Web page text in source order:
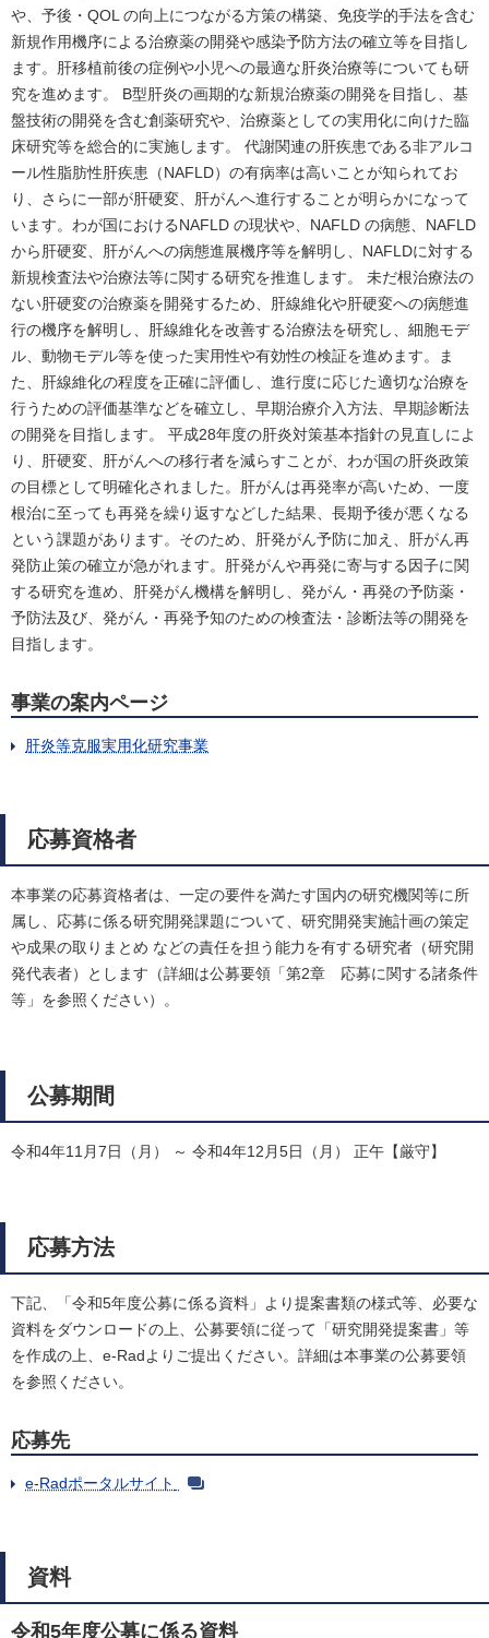
や、予後・QOL の向上につながる方策の構築、免疫学的手法を含む
新規作用機序による治療薬の開発や感染予防方法の確立等を目指し
ます。肝移植前後の症例や小児への最適な肝炎治療等についても研
究を進めます。 B型肝炎の画期的な新規治療薬の開発を目指し、基
盤技術の開発を含む創薬研究や、治療薬としての実用化に向けた臨
床研究等を総合的に実施します。 代謝関連の肝疾患である非アルコ
ール性脂肪性肝疾患（NAFLD）の有病率は高いことが知られてお
り、さらに一部が肝硬変、肝がんへ進行することが明らかになって
います。わが国におけるNAFLD の現状や、NAFLD の病態、NAFLD
から肝硬変、肝がんへの病態進展機序等を解明し、NAFLDに対する
新規検査法や治療法等に関する研究を推進します。 未だ根治療法の
ない肝硬変の治療薬を開発するため、肝線維化や肝硬変への病態進
行の機序を解明し、肝線維化を改善する治療法を研究し、細胞モデ
ル、動物モデル等を使った実用性や有効性の検証を進めます。ま
た、肝線維化の程度を正確に評価し、進行度に応じた適切な治療を
行うための評価基準などを確立し、早期治療介入方法、早期診断法
の開発を目指します。 平成28年度の肝炎対策基本指針の見直しによ
り、肝硬変、肝がんへの移行者を減らすことが、わが国の肝炎政策
の目標として明確化されました。肝がんは再発率が高いため、一度
根治に至っても再発を繰り返すなどした結果、長期予後が悪くなる
という課題があります。そのため、肝発がん予防に加え、肝がん再
発防止策の確立が急がれます。肝発がんや再発に寄与する因子に関
する研究を進め、肝発がん機構を解明し、発がん・再発の予防薬・
予防法及び、発がん・再発予知のための検査法・診断法等の開発を
目指します。
事業の案内ページ
肝炎等克服実用化研究事業
応募資格者
本事業の応募資格者は、一定の要件を満たす国内の研究機関等に所
属し、応募に係る研究開発課題について、研究開発実施計画の策定
や成果の取りまとめ などの責任を担う能力を有する研究者（研究開
発代表者）とします（詳細は公募要領「第2章 応募に関する諸条件
等」を参照ください）。
公募期間
令和4年11月7日（月） ～ 令和4年12月5日（月） 正午【厳守】
応募方法
下記、「令和5年度公募に係る資料」より提案書類の様式等、必要な
資料をダウンロードの上、公募要領に従って「研究開発提案書」等
を作成の上、e-Radよりご提出ください。詳細は本事業の公募要領
を参照ください。
応募先
e-Radポータルサイト
資料
令和5年度公募に係る資料